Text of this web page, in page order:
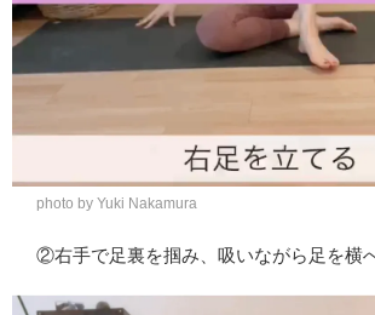
photo by Yuki Nakamura
②右手で足裏を掴み、吸いながら足を横